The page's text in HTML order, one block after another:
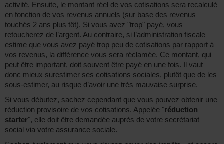
activité. Ensuite, le montant réel de vos cotisations sera recalculé
en fonction de vos revenus annuels (sur base des revenus
touchés 2 ans plus tôt). Si vous avez "trop" payé, vous
retoucherez de l’argent. Au contraire, si l’administration fiscale
estime que vous avez payé trop peu de cotisations par rapport à
vos revenus, la différence vous sera réclamée. Ce montant, qui
peut être important, doit souvent être payé en une fois. Il vaut
donc mieux surestimer ses cotisations sociales, plutôt que de les
sous-estimer, au risque d’avoir une très mauvaise surprise.
Si vous débutez, sachez cependant que vous pouvez obtenir une
réduction provisoire de vos cotisations. Appelée "réduction
starter", elle doit être demandée auprès de votre secrétariat
social via votre assurance sociale.